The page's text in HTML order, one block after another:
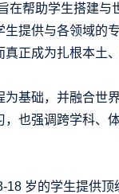
在帮助学生搭建
生提供与各领域的
正成为扎根本土
为基础，并融合世
，也强调跨学科、
18 岁的学生提供